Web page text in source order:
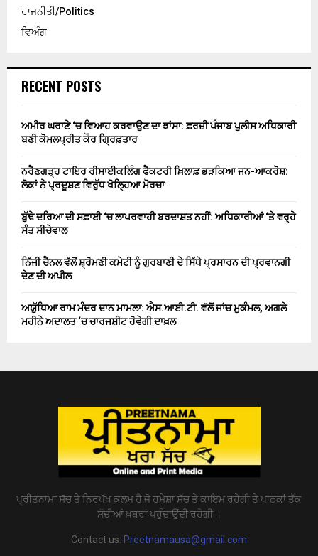
ਰਾਜਨੀਤੀ/Politics
ਵਿਅੰਗ
RECENT POSTS
ਅਮੀਰ ਘਰਾਣੇ ‘ਚ ਵਿਆਹ ਕਰਵਾਉਣ ਦਾ ਝਾਂਸਾ: ਫ਼ਰਜ਼ੀ ਪੰਜਾਬ ਪੁਲੀਸ ਅਧਿਕਾਰੀ
ਬਣੀ ਕੋਮਲਪ੍ਰੀਤ ਕੌਰ ਗ੍ਰਿਫ਼ਤਾਰ
ਨਰੈਣਗੜ੍ਹ ਟਾਇਰ ਰੀਸਾਈਕਲਿੰਗ ਫੈਕਟਰੀ ਖ਼ਿਲਾਫ਼ ਭੜਕਿਆ ਜਨ-ਆਕਰੋਸ਼:
ਲੋਕਾਂ ਨੇ ਪ੍ਰਦੂਸ਼ਣ ਵਿਰੁੱਧ ਖੋਲ੍ਹਿਆ ਮੋਰਚਾ
ਬੁੱਢੇ ਦਰਿਆ ਦੀ ਸਫ਼ਾਈ ‘ਚ ਲਾਪਰਵਾਹੀ ਬਰਦਾਸ਼ਤ ਨਹੀਂ: ਅਧਿਕਾਰੀਆਂ ‘ਤੇ ਵਰ੍ਹੇ
ਸੰਤ ਸੀਚੇਵਾਲ
ਨਿੱਜੀ ਚੈਨਲ ਵੱਲੋਂ ਸ਼੍ਰੋਮਣੀ ਕਮੇਟੀ ਨੂੰ ਗੁਰਬਾਣੀ ਦੇ ਸਿੱਧੇ ਪ੍ਰਸਾਰਨ ਦੀ ਪ੍ਰਵਾਨਗੀ
ਦੇਣ ਦੀ ਅਪੀਲ
ਅਯੁੱਧਿਆ ਰਾਮ ਮੰਦਰ ਦਾਨ ਮਾਮਲਾ: ਐਸ.ਆਈ.ਟੀ. ਵੱਲੋਂ ਜਾਂਚ ਮੁਕੰਮਲ, ਅਗਲੇ
ਮਹੀਨੇ ਅਦਾਲਤ ‘ਚ ਚਾਰਜਸ਼ੀਟ ਹੋਵੇਗੀ ਦਾਖ਼ਲ
ਪ੍ਰੀਤਨਾਮਾ ਸੱਚ ਤੇ ਨਿਰਪੱਖ ਕਲਮ ਹੈ ਜੋ ਹਮੇਸ਼ਾ ਸੱਚ ਤੇ ਕਾਇਮ ਰਹੇਗੀ ਤੇ ਪਾਠਕਾਂ ਤੱਕ
ਸੱਚੀਆਂ ਖ਼ਬਰਾਂ ਪਹੁੰਚਾਉਂਦੀ ਰਹੇਗੀ ।
Contact us: Preetnamausa@gmail.com